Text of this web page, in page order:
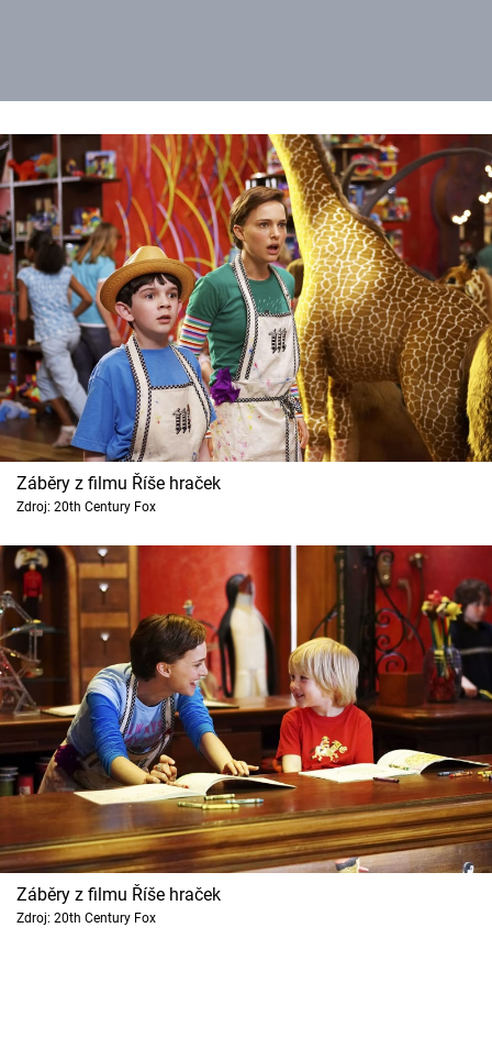
Záběry z filmu Říše hraček
Zdroj: 20th Century Fox
Záběry z filmu Říše hraček
Zdroj: 20th Century Fox